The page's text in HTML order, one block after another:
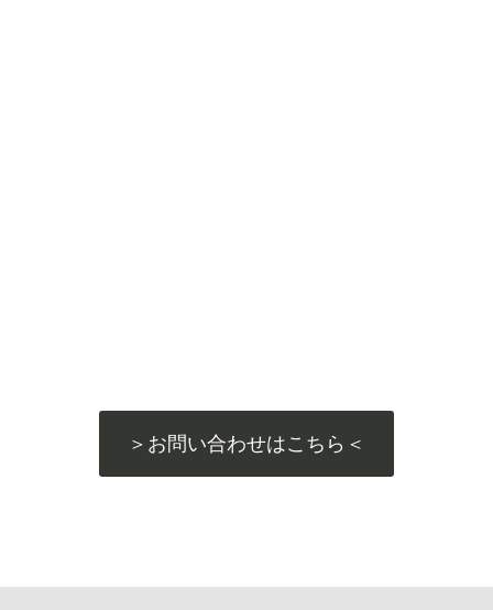
＞お問い合わせはこちら＜